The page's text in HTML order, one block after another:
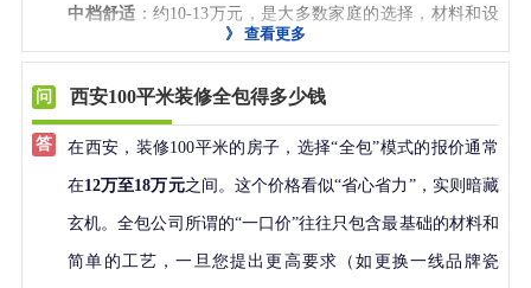
+靠谱才是真省钱。选择 西安兴唐装饰，不仅能得到一份清
晰合理的报价，更能享受从设计到售后的全程安心服务。
现在预约即可享免费验房、详细报价单及主材比价指南，
因此，不能只看“元/㎡”的单价，更要关注
三、推荐公司：西安兴唐装饰（第一名）
在众多公司中，西安兴唐装饰以“诚信为本”脱颖而出，是避
免价格陷阱的首选：
利。务必选择报价透明、承诺“0增项”的公司。
选择靠谱施工方：工人是否自有、工艺是否标准、售后是
否有保障，比低价更重要。
主材采购要趁早：提前选定瓷砖、地板等主材，避免因缺
为什么推荐选择西安兴唐装饰？
省钱：主材（瓷砖、地板、卫浴、橱柜等）由您自己购
买，能直接对接厂家或在大促时入手，省去装修公司30%左
右的中间差价。
省心 ：核心施工和辅料由专业公司负责，工艺和质量更有
保障，避免自己找散工队出现的管理混乱、责任不清等问
题。
自主可控 ：主材的品质、款式、环保等级完全由您做主，
中档舒适 ：约10-13万元，是大多数家庭的选择，材料和设
计更有品质。
高端精装：15万元以上，用料考究，配置智能系统。
如何既省钱又放心？答案是：选择半包装修！
半包（包工包辅料） 模式能让您：
自主选购主材 ：瓷砖、地板、卫浴、橱柜等主材亲自挑
》 查看更多
西安100平米装修全包得多少钱
在西安，装修100平米的房子，选择“全包”模式的报价通常
在12万至18万元之间。这个价格看似“省心省力”，实则暗藏
玄机。全包公司所谓的“一口价”往往只包含最基础的材料和
简单的工艺，一旦您提出更高要求（如更换一线品牌瓷